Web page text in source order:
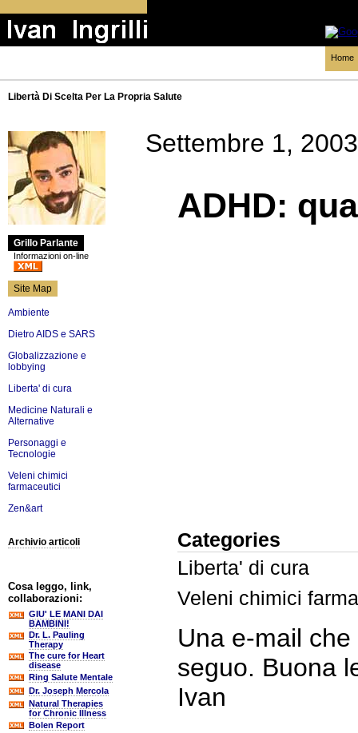
Home
Libertà Di Scelta Per La Propria Salute
Grillo Parlante
Informazioni on-line
Site Map
Ambiente
Dietro AIDS e SARS
Globalizzazione e
lobbying
Liberta' di cura
Medicine Naturali e
Alternative
Personaggi e
Tecnologie
Veleni chimici
farmaceutici
Zen&art
Archivio articoli
Cosa leggo, link,
collaborazioni:
GIU' LE MANI DAI
BAMBINI!
Dr. L. Pauling
Therapy
The cure for Heart
disease
Ring Salute Mentale
Dr. Joseph Mercola
Natural Therapies
for Chronic Illness
Bolen Report
Settembre 1, 2003
ADHD:
Categories
Liberta' di cura
Veleni chimici
Una e-mail
seguo. Buona
Ivan